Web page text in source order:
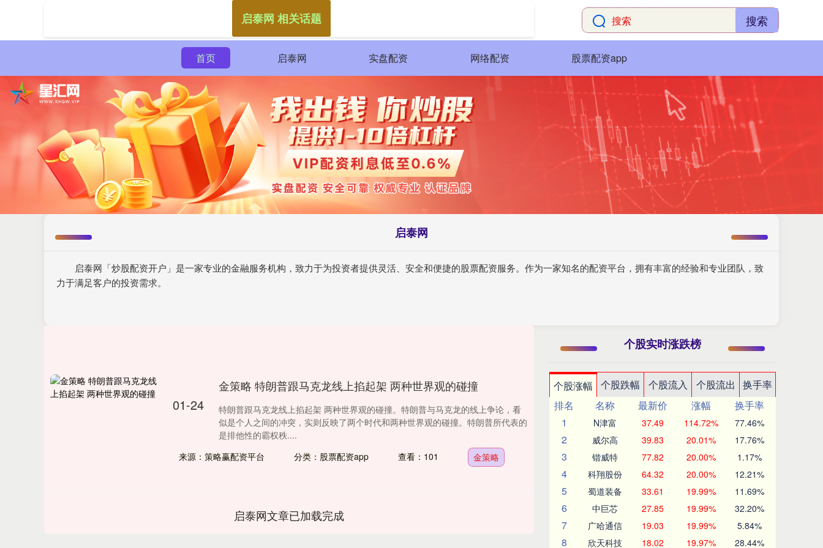
搜索
首页 启泰网 实盘配资 网络配资 股票配资app
启泰网
启泰网「炒股配资开户」是一家专业的金融服务机构，致力于为投资者提供灵活、安全和便捷的股票配资服务。作为一家知名的配资平台，拥有丰富的经验和专业团队，致
力于满足客户的投资需求。
启泰网 相关话题
01-24
金策略 特朗普跟马克龙线上掐起架 两种世界观的碰撞
特朗普跟马克龙线上掐起架 两种世界观的碰撞。特朗普与马克龙的线上争论，看
似是个人之间的冲突，实则反映了两个时代和两种世界观的碰撞。特朗普所代表的
是排他性的霸权秩....
来源：策略赢配资平台
分类：股票配资app 查看：101 金策略
启泰网文章已加载完成
个股实时涨跌榜
个股涨幅 个股跌幅 个股流入 个股流出
换手率
排名
名称 最新价 涨幅
换手率
1
N津富 37.49 114.72% 77.46%
2 威尔高 39.83 20.01% 17.76%
3 锴威特 77.82 20.00% 1.17%
4 科翔股份 64.32 20.00% 12.21%
5 蜀道装备 33.61 19.99% 11.69%
6 中巨芯 27.85 19.99% 32.20%
7 广哈通信 19.03 19.99% 5.84%
8 欣天科技 18.02 19.97% 28.44%